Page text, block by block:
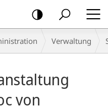
Verwaltung
von